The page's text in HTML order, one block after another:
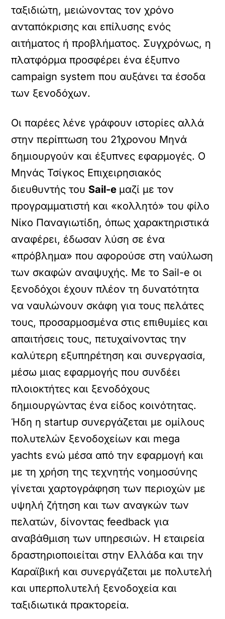
ταξιδιώτη, μειώνοντας τον χρόνο
ανταπόκρισης και επίλυσης ενός
αιτήματος ή προβλήματος. Συγχρόνως, η
πλατφόρμα προσφέρει ένα έξυπνο
campaign system που αυξάνει τα έσοδα
των ξενοδόχων.
Οι παρέες λένε γράφουν ιστορίες αλλά
στην περίπτωση του 21χρονου Μηνά
δημιουργούν και έξυπνες εφαρμογές. Ο
Μηνάς Τσίγκος Επιχειρησιακός
διευθυντής του Sail-e μαζί με τον
προγραμματιστή και «κολλητό» του φίλο
Νίκο Παναγιωτίδη, όπως χαρακτηριστικά
αναφέρει, έδωσαν λύση σε ένα
«πρόβλημα» που αφορούσε στη ναύλωση
των σκαφών αναψυχής. Με το Sail-e οι
ξενοδόχοι έχουν πλέον τη δυνατότητα
να ναυλώνουν σκάφη για τους πελάτες
τους, προσαρμοσμένα στις επιθυμίες και
απαιτήσεις τους, πετυχαίνοντας την
καλύτερη εξυπηρέτηση και συνεργασία,
μέσω μιας εφαρμογής που συνδέει
πλοιοκτήτες και ξενοδόχους
δημιουργώντας ένα είδος κοινότητας.
Ήδη η startup συνεργάζεται με ομίλους
πολυτελών ξενοδοχείων και mega
yachts ενώ μέσα από την εφαρμογή και
με τη χρήση της τεχνητής νοημοσύνης
γίνεται χαρτογράφηση των περιοχών με
υψηλή ζήτηση και των αναγκών των
πελατών, δίνοντας feedback για
αναβάθμιση των υπηρεσιών. Η εταιρεία
δραστηριοποιείται στην Ελλάδα και την
Καραϊβική και συνεργάζεται με πολυτελή
και υπερπολυτελή ξενοδοχεία και
ταξιδιωτικά πρακτορεία.